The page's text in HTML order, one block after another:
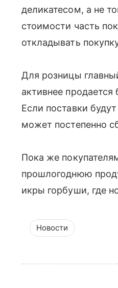
деликатесом, а не
стоимости часть
откладывать
Для розницы
активнее
Если поставки
может постепенно
Пока же
прошлогоднюю
икры горбуши, где
Новости